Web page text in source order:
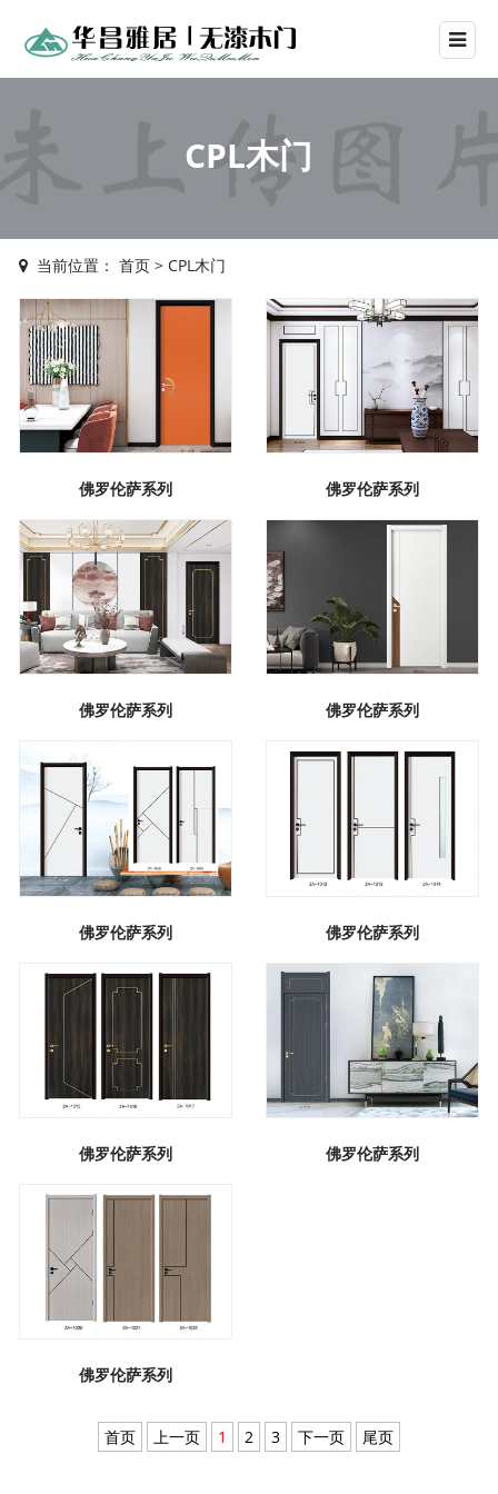
CPL木门
当前位置：首页 >CPL木门
佛罗伦萨系列 佛罗伦萨系列
佛罗伦萨系列 佛罗伦萨系列
佛罗伦萨系列 佛罗伦萨系列
佛罗伦萨系列 佛罗伦萨系列
佛罗伦萨系列
首页 上一页 1 2 3 下一页 尾页